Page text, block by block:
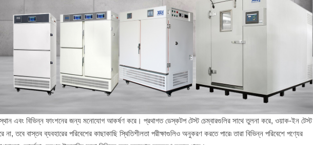
এবং বিভিন্ন ফাংশনের জন্য মনোযোগ আকর্ষণ করে। প্রথাগত ডেস্কটপ টেস্ট চেম্বারগুলির সাথে তুলনা করে, ওয়াক-ইন টেস্ট
তবে বাস্তব ব্যবহারের পরিবেশের কাছাকাছি স্থিতিশীলতা পরীক্ষাগুলিও অনুকরণ করতে পারে৷ তারা বিভিন্ন পরিবেশে পণ্যের